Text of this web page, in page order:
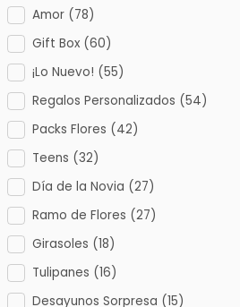
Amor (78)
Gift Box (60)
¡Lo Nuevo! (55)
Regalos Personalizados (54)
Packs Flores (42)
Teens (32)
Día de la Novia (27)
Ramo de Flores (27)
Girasoles (18)
Tulipanes (16)
Desayunos Sorpresa (15)